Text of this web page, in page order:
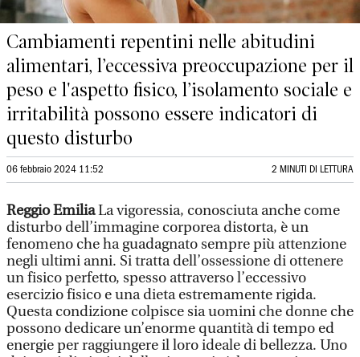
Cambiamenti repentini nelle abitudini
alimentari, l’eccessiva preoccupazione per il
peso e l'aspetto fisico, l’isolamento sociale e
irritabilità possono essere indicatori di
questo disturbo
06 febbraio 2024 11:52 2 MINUTI DI LETTURA
Reggio EmiliaLa vigoressia, conosciuta anche come
disturbo dell’immagine corporea distorta, è un
fenomeno che ha guadagnato sempre più attenzione
negli ultimi anni. Si tratta dell’ossessione di ottenere
un fisico perfetto, spesso attraverso l’eccessivo
esercizio fisico e una dieta estremamente rigida.
Questa condizione colpisce sia uomini che donne che
possono dedicare un’enorme quantità di tempo ed
energie per raggiungere il loro ideale di bellezza. Uno